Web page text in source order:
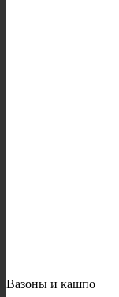
Вазоны и кашпо